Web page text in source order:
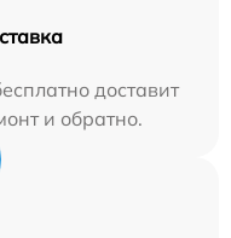
доставит
и обратно.